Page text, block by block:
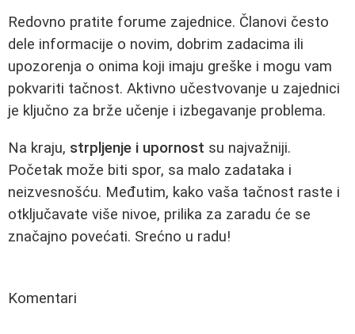
Redovno pratite forume zajednice. Članovi često
dele informacije o novim, dobrim zadacima ili
upozorenja o onima koji imaju greške i mogu vam
pokvariti tačnost. Aktivno učestvovanje u zajednici
je ključno za brže učenje i izbegavanje problema.
Na kraju, strpljenje i upornost su najvažniji.
Početak može biti spor, sa malo zadataka i
neizvesnošću. Međutim, kako vaša tačnost raste i
otključavate više nivoe, prilika za zaradu će se
značajno povećati. Srećno u radu!
Komentari